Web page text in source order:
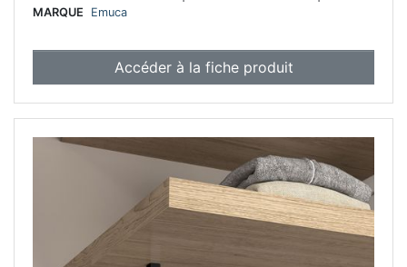
MARQUE
Emuca
Accéder à la fiche produit